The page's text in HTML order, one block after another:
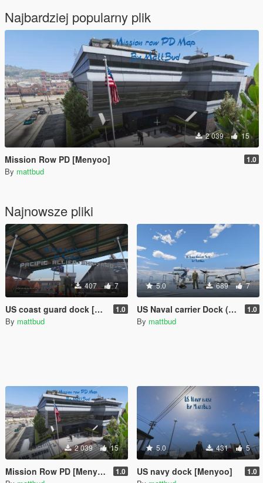
Najbardziej popularny plik
2 039 15
Mission Row PD [Menyoo] 1.0
By mattbud
Najnowsze pliki
407 7
US coast guard dock [Menyoo] 1.0
By mattbud
5.0 689 7
US Naval carrier Dock (Menyoo) 1.0
By mattbud
2 039 15
Mission Row PD [Menyoo] 1.0
5.0 431 5
US navy dock [Menyoo] 1.0